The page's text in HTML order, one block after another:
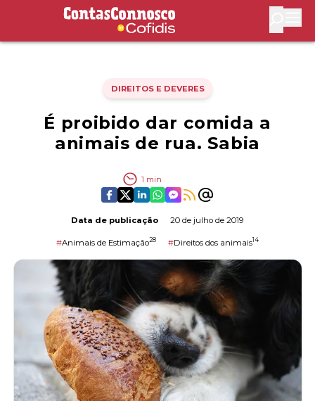
Contas Connosco by Cofidis
DIREITOS E DEVERES
É proibido dar comida a
animais de rua. Sabia
1 min
Data de publicação 20 de julho de 2019
#Animais de Estimação28 #Direitos dos animais14